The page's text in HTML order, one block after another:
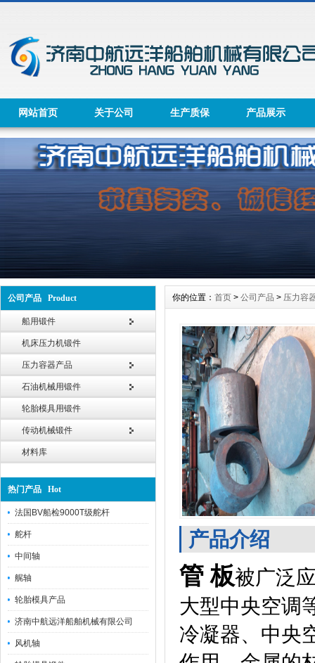
网站首页 关于公司 生产质保 产品展示
公司产品 Product
船用锻件
机床压力机锻件
压力容器产品
石油机械用锻件
轮胎模具用锻件
传动机械锻件
材料库
热门产品 Hot
法国BV船检9000T级舵杆
舵杆
中间轴
艉轴
轮胎模具产品
济南中航远洋船舶机械有限公司
风机轴
你的位置： 首页 > 公司产品 > 压力容
产品介绍
管 板被广泛
大型中央空调
冷凝器、中央